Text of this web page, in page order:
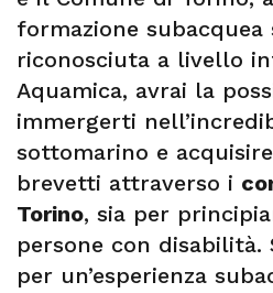
formazione subacquea
riconosciuta a livello
Aquamica, avrai la
immergerti
sottomarino e
brevetti attraverso i
Torino, sia per
persone con disabilità.
per un’esperienza